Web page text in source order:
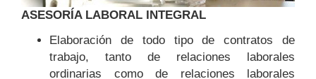
ASESORÍA LABORAL INTEGRAL
Elaboración de todo tipo de contratos de
trabajo, tanto de relaciones laborales
ordinarias como de relaciones laborales